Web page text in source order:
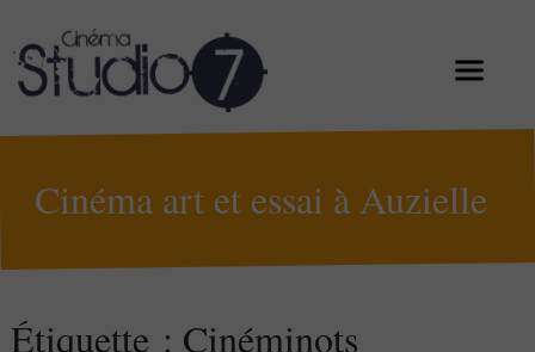
Cinéma art et essai à Auzielle
Étiquette : Cinéminots